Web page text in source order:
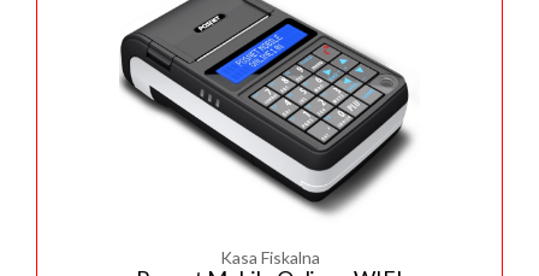
Kasa Fiskalna